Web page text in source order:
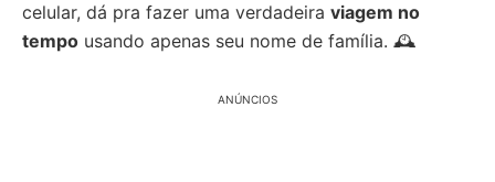
celular, dá pra fazer uma verdadeira viagem no
tempo usando apenas seu nome de família. 🕰️
ANÚNCIOS